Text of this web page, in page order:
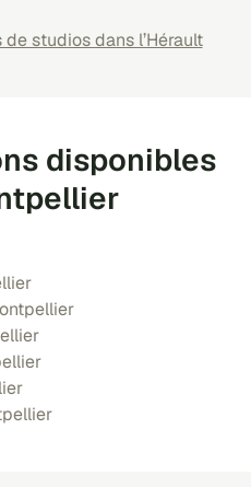
studios dans l’Hérault
disponibles